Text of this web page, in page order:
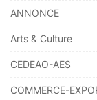
ANNONCE
Arts & Culture
CEDEAO-AES
COMMERCE-